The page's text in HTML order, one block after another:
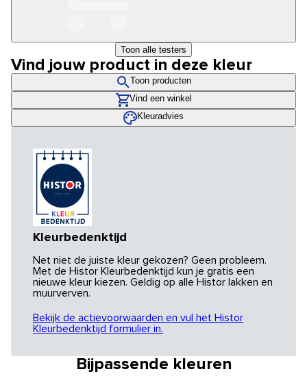
Toon alle testers
Vind jouw product in deze kleur
Toon producten
Vind een winkel
Kleuradvies
Kleurbedenktijd
Net niet de juiste kleur gekozen? Geen probleem.
Met de Histor Kleurbedenktijd kun je gratis een
nieuwe kleur kiezen. Geldig op alle Histor lakken en
muurverven.
Bekijk de actievoorwaarden en vul het Histor
Kleurbedenktijd formulier in.
Bijpassende kleuren